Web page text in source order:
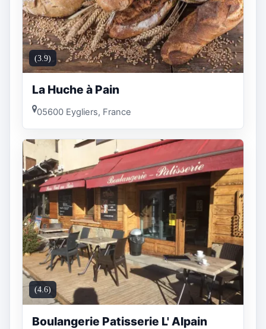
(3.9)
La Huche à Pain
05600 Eygliers, France
(4.6)
Boulangerie Patisserie L' Alpain